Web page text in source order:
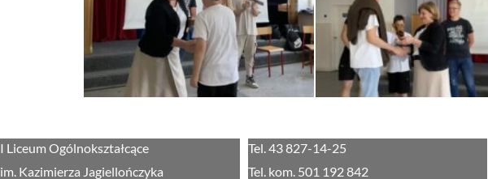
I Liceum Ogólnokształcące
im. Kazimierza Jagiellończyka
Tel. 43 827-14-25
Tel. kom. 501 192 842